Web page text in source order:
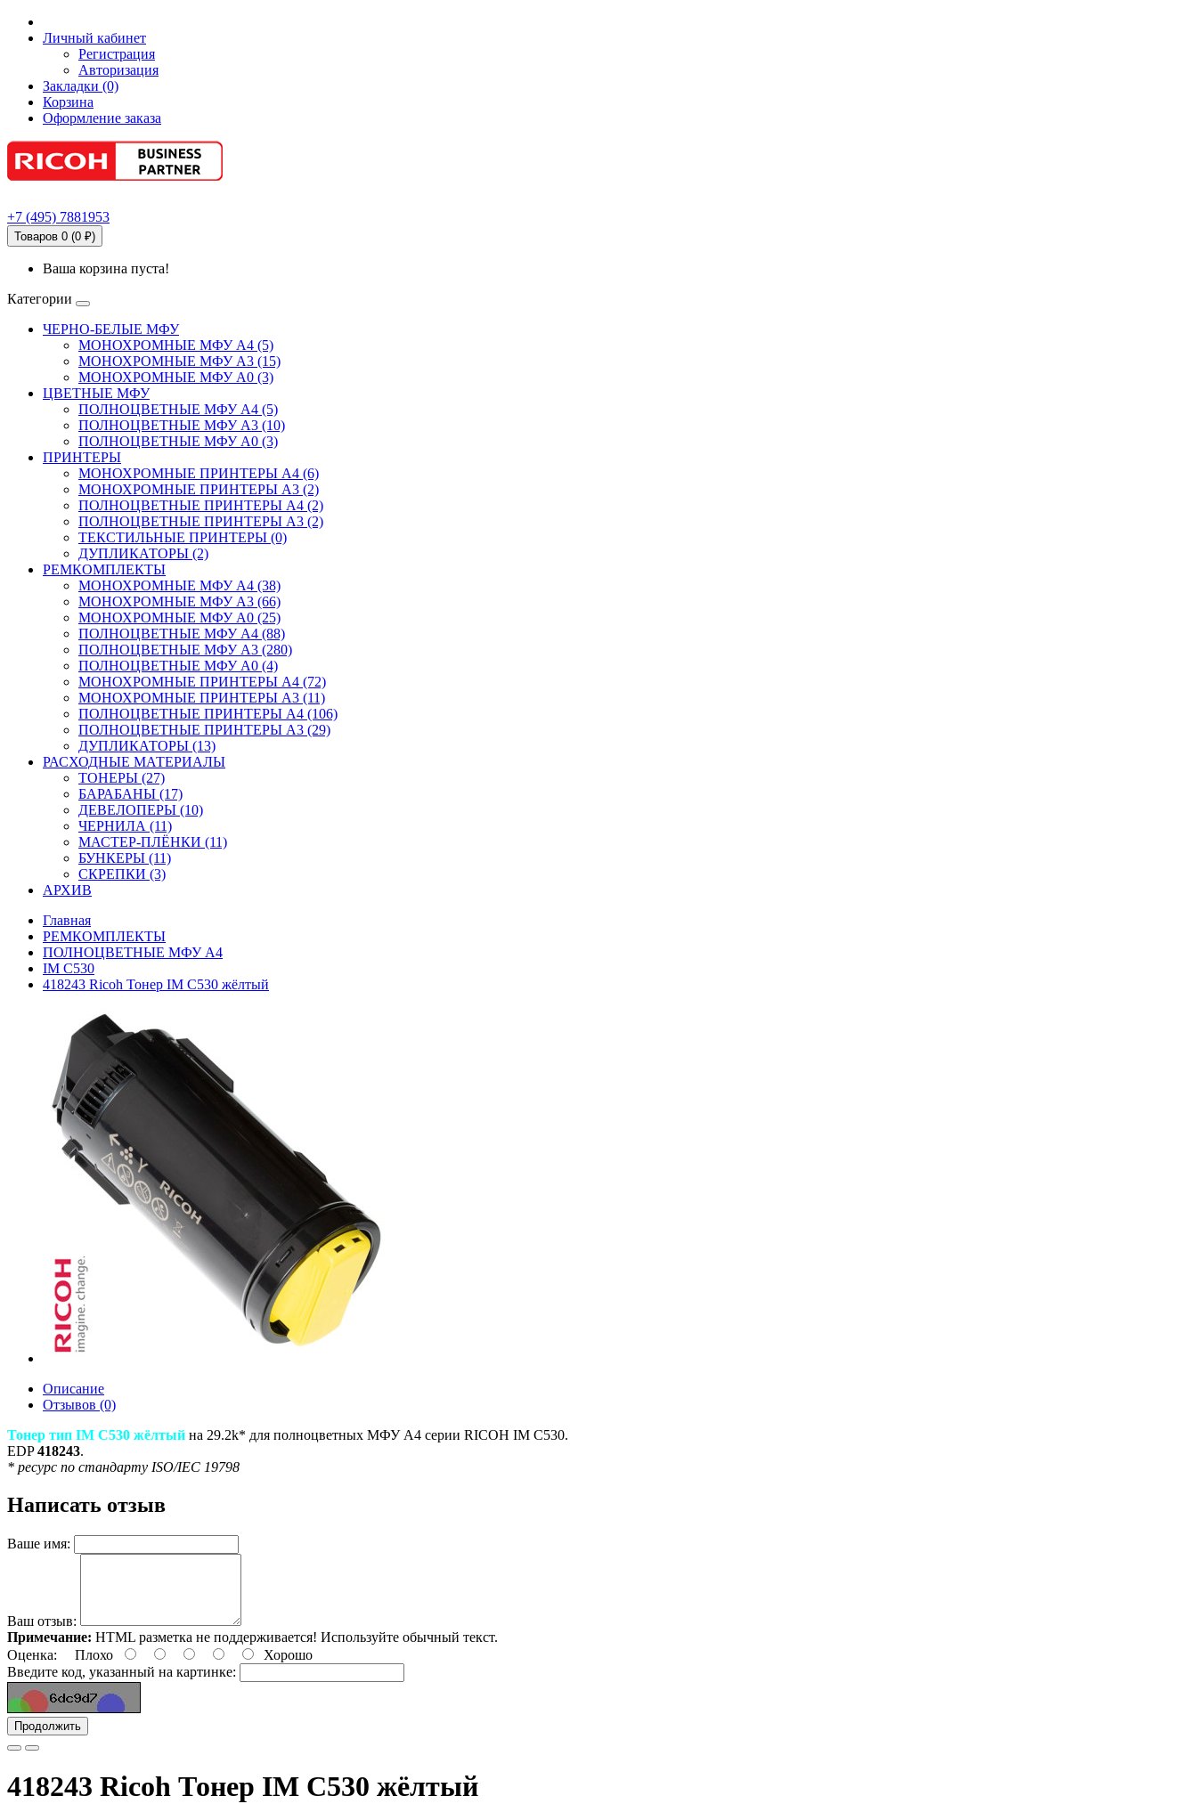
Личный кабинет
Регистрация
Авторизация
Закладки (0)
Корзина
Оформление заказа
+7 (495) 7881953
Товаров 0 (0 ₽)
Ваша корзина пуста!
Категории
ЧЕРНО-БЕЛЫЕ МФУ
МОНОХРОМНЫЕ МФУ А4 (5)
МОНОХРОМНЫЕ МФУ А3 (15)
МОНОХРОМНЫЕ МФУ А0 (3)
ЦВЕТНЫЕ МФУ
ПОЛНОЦВЕТНЫЕ МФУ А4 (5)
ПОЛНОЦВЕТНЫЕ МФУ А3 (10)
ПОЛНОЦВЕТНЫЕ МФУ А0 (3)
ПРИНТЕРЫ
МОНОХРОМНЫЕ ПРИНТЕРЫ А4 (6)
МОНОХРОМНЫЕ ПРИНТЕРЫ А3 (2)
ПОЛНОЦВЕТНЫЕ ПРИНТЕРЫ А4 (2)
ПОЛНОЦВЕТНЫЕ ПРИНТЕРЫ А3 (2)
ТЕКСТИЛЬНЫЕ ПРИНТЕРЫ (0)
ДУПЛИКАТОРЫ (2)
РЕМКОМПЛЕКТЫ
МОНОХРОМНЫЕ МФУ А4 (38)
МОНОХРОМНЫЕ МФУ А3 (66)
МОНОХРОМНЫЕ МФУ А0 (25)
ПОЛНОЦВЕТНЫЕ МФУ А4 (88)
ПОЛНОЦВЕТНЫЕ МФУ А3 (280)
ПОЛНОЦВЕТНЫЕ МФУ А0 (4)
МОНОХРОМНЫЕ ПРИНТЕРЫ А4 (72)
МОНОХРОМНЫЕ ПРИНТЕРЫ А3 (11)
ПОЛНОЦВЕТНЫЕ ПРИНТЕРЫ А4 (106)
ПОЛНОЦВЕТНЫЕ ПРИНТЕРЫ А3 (29)
ДУПЛИКАТОРЫ (13)
РАСХОДНЫЕ МАТЕРИАЛЫ
ТОНЕРЫ (27)
БАРАБАНЫ (17)
ДЕВЕЛОПЕРЫ (10)
ЧЕРНИЛА (11)
МАСТЕР-ПЛЁНКИ (11)
БУНКЕРЫ (11)
СКРЕПКИ (3)
АРХИВ
Главная
РЕМКОМПЛЕКТЫ
ПОЛНОЦВЕТНЫЕ МФУ А4
IM C530
418243 Ricoh Тонер IM C530 жёлтый
Описание
Отзывов (0)
Тонер тип IM C530 жёлтый на 29.2k* для полноцветных МФУ A4 серии RICOH IM С530.
EDP418243.
* ресурс по стандарту ISO/IEC 19798
Написать отзыв
Ваше имя:
Ваш отзыв:
Примечание: HTML разметка не поддерживается! Используйте обычный текст.
Оценка: Плохо
Хорошо
Введите код, указанный на картинке:
Продолжить
418243 Ricoh Тонер IM C530 жёлтый